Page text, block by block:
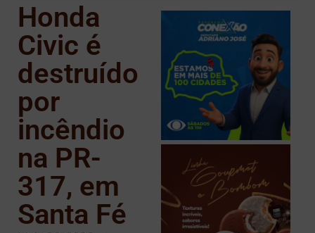
Honda
Civic é
destruído
por
incêndio
na PR-
317, em
Santa Fé